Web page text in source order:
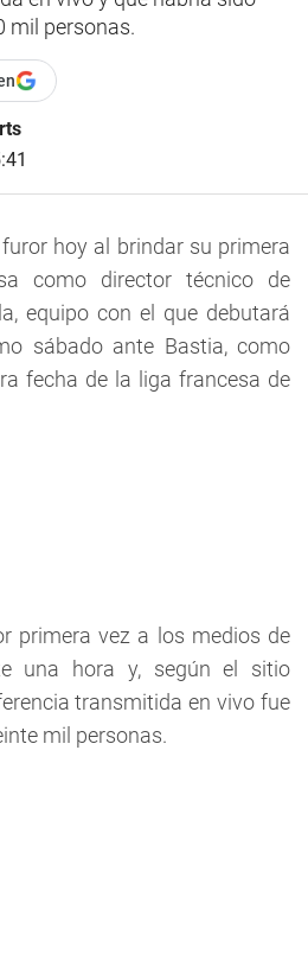
mil personas.
hoy al brindar su primera
como director técnico de
equipo con el que debutará
sábado ante Bastia, como
fecha de la liga francesa de
primera vez a los medios de
una hora y, según el sitio
transmitida en vivo fue
mil personas.